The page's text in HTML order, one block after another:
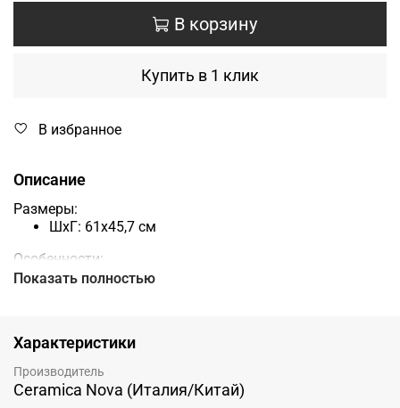
В корзину
Купить в 1 клик
В избранное
Описание
Размеры:
ШхГ: 61 x45,7 см
Особенности:
Материал: фарфор. Особо гладкая глазурь
приобрести отдельно
Особенности монтажа:
Диаметр слива: 4,5 см
Показать полностью
Характеристики
Производитель
Ceramica Nova (Италия/Китай)